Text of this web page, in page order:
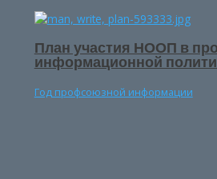
План участия НООП в
информационной
Год профсоюзной информации